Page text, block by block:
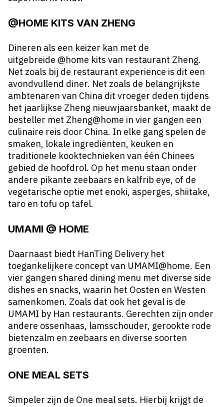
@HOME KITS VAN ZHENG
Dineren als een keizer kan met de
uitgebreide @home kits van restaurant Zheng.
Net zoals bij de restaurant experience is dit een
avondvullend diner. Net zoals de belangrijkste
ambtenaren van China dit vroeger deden tijdens
het jaarlijkse Zheng nieuwjaarsbanket, maakt de
besteller met Zheng@home in vier gangen een
culinaire reis door China. In elke gang spelen de
smaken, lokale ingrediënten, keuken en
traditionele kooktechnieken van één Chinees
gebied de hoofdrol. Op het menu staan onder
andere pikante zeebaars en kalfrib eye, of de
vegetarische optie met enoki, asperges, shiitake,
taro en tofu op tafel.
UMAMI @ HOME
Daarnaast biedt HanTing Delivery het
toegankelijkere concept van UMAMI@home. Een
vier gangen shared dining menu met diverse side
dishes en snacks, waarin het Oosten en Westen
samenkomen. Zoals dat ook het geval is de
UMAMI by Han restaurants. Gerechten zijn onder
andere ossenhaas, lamsschouder, gerookte rode
bietenzalm en zeebaars en diverse soorten
groenten.
ONE MEAL SETS
Simpeler zijn de One meal sets. Hierbij krijgt de